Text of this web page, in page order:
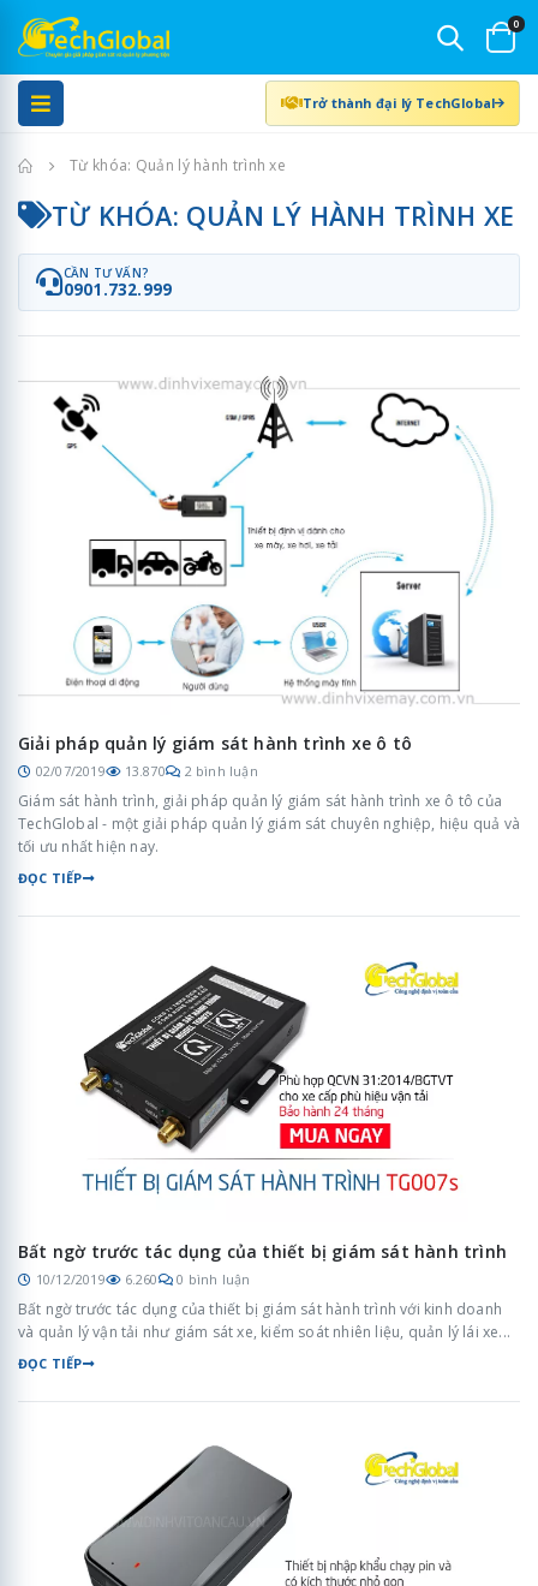
0
Trở thành đại lý TechGlobal
Trang chủTừ khóa: Quản lý hành trình xe
TỪ KHÓA: QUẢN LÝ HÀNH TRÌNH XE
CẦN TƯ VẤN?
0901.732.999
Giải pháp quản lý giám sát hành trình xe ô tô
02/07/2019 13.870 2 bình luận
Giám sát hành trình, giải pháp quản lý giám sát hành trình xe ô tô của
TechGlobal - một giải pháp quản lý giám sát chuyên nghiệp, hiệu quả và
tối ưu nhất hiện nay.
ĐỌC TIẾP
Bất ngờ trước tác dụng của thiết bị giám sát hành trình
10/12/2019 6.260 0 bình luận
Bất ngờ trước tác dụng của thiết bị giám sát hành trình với kinh doanh
và quản lý vận tải như giám sát xe, kiểm soát nhiên liệu, quản lý lái xe...
ĐỌC TIẾP